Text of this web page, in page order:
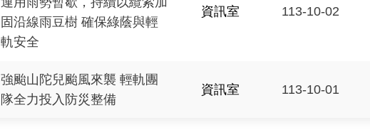
固沿線雨豆樹 確保綠蔭與輕
軌安全
資訊室 113-10-02
強颱山陀兒颱風來襲 輕軌團
隊全力投入防災整備
資訊室 113-10-01